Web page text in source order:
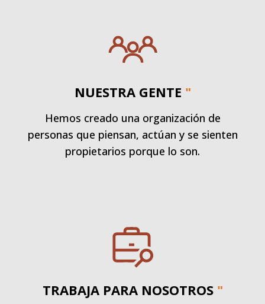
NUESTRA GENTE "
Hemos creado una organización de
personas que piensan, actúan y se sienten
propietarios porque lo son.
TRABAJA PARA NOSOTROS "